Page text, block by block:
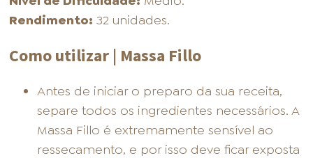
Rendimento: 32 unidades.
Como utilizar | Massa Fillo
Antes de iniciar o preparo da sua receita,
separe todos os ingredientes necessários. A
Massa Fillo é extremamente sensível ao
ressecamento, e por isso deve ficar exposta